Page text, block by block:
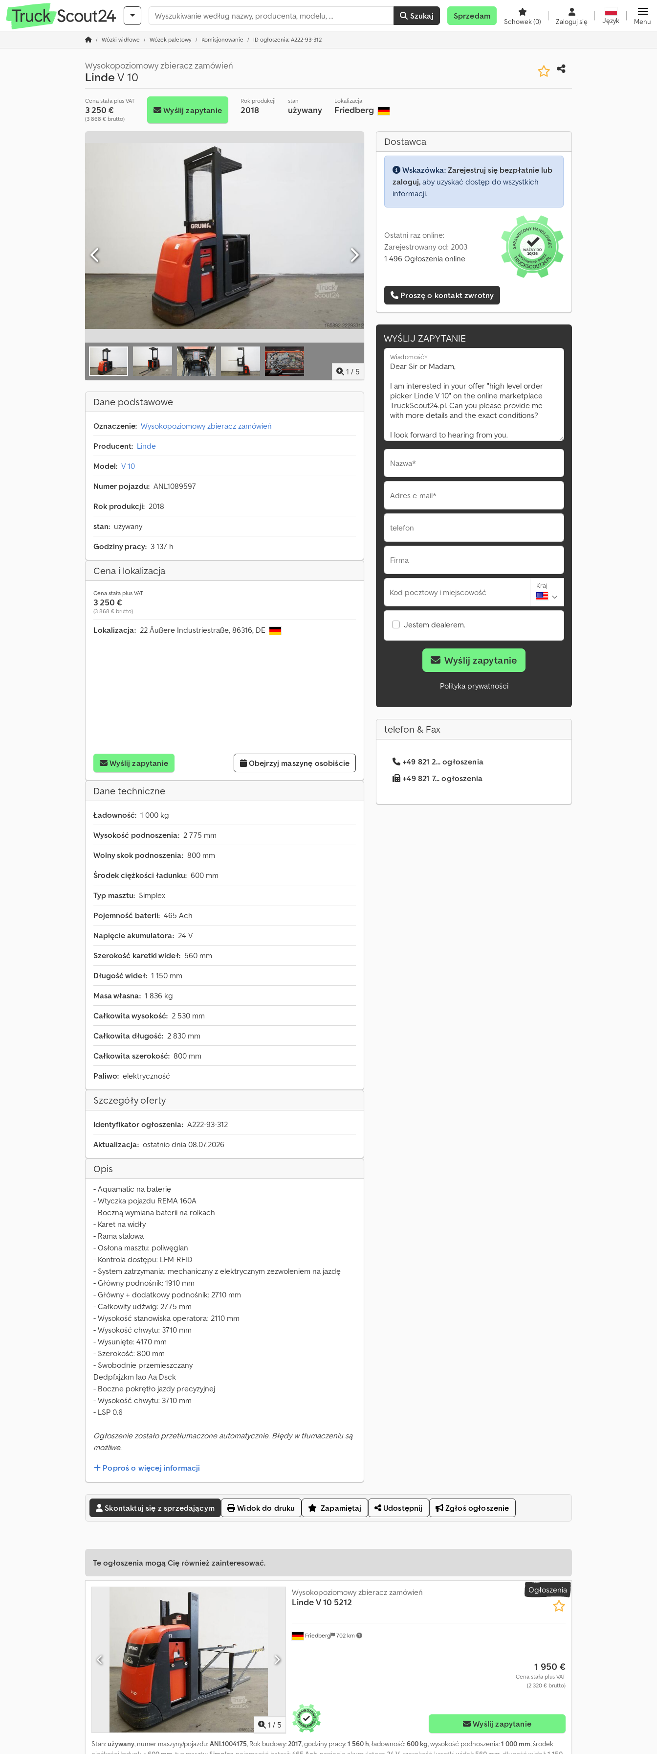
Szukaj Sprzedam
Schowek(0) Zaloguj się Język Menu
Wózki widłowe Wózek paletowy Komisjonowanie ID ogłoszenia: A222-93-312
Wysokopoziomowy zbieracz zamówień
LindeV 10
Cena stała plus VAT
3 250 €
(3 868 € brutto)
Wyślij zapytanie
Rok produkcji
2018
stan
używany
Lokalizacja
Friedberg
1 / 5
Dane podstawowe
Oznaczenie: Wysokopoziomowy zbieracz zamówień
Producent: Linde
Model: V 10
Numer pojazdu: ANL1089597
Rok produkcji: 2018
stan: używany
Godziny pracy: 3 137 h
Cena i lokalizacja
Cena stała plus VAT
3 250 €
(3 868 € brutto)
Lokalizacja: 22 Äußere Industriestraße, 86316, DE
Wyślij zapytanie Obejrzyj maszynę osobiście
Dane techniczne
Ładowność: 1 000 kg
Wysokość podnoszenia: 2 775 mm
Wolny skok podnoszenia: 800 mm
Środek ciężkości ładunku: 600 mm
Typ masztu: Simplex
Pojemność baterii: 465 Ach
Napięcie akumulatora: 24 V
Szerokość karetki wideł: 560 mm
Długość wideł: 1 150 mm
Masa własna: 1 836 kg
Całkowita wysokość: 2 530 mm
Całkowita długość: 2 830 mm
Całkowita szerokość: 800 mm
Paliwo: elektryczność
Szczegóły oferty
Identyfikator ogłoszenia: A222-93-312
Aktualizacja: ostatnio dnia 08.07.2026
Opis
- Aquamatic na baterię
- Wtyczka pojazdu REMA 160A
- Boczną wymiana baterii na rolkach
- Karet na widły
- Rama stalowa
- Osłona masztu: poliwęglan
- Kontrola dostępu: LFM-RFID
- System zatrzymania: mechaniczny z elektrycznym zezwoleniem na jazdę
- Główny podnośnik: 1910 mm
- Główny + dodatkowy podnośnik: 2710 mm
- Całkowity udźwig: 2775 mm
- Wysokość stanowiska operatora: 2110 mm
- Wysokość chwytu: 3710 mm
- Wysunięte: 4170 mm
- Szerokość: 800 mm
- Swobodnie przemieszczany
Dedpfxjzkm Iao Aa Dsck
- Boczne pokrętło jazdy precyzyjnej
- Wysokość chwytu: 3710 mm
- LSP 0.6
Ogłoszenie zostało przetłumaczone automatycznie. Błędy w tłumaczeniu są
możliwe.
Poproś o więcej informacji
Dostawca
Wskazówka: Zarejestruj się bezpłatnie lub
zaloguj, aby uzyskać dostęp do wszystkich
informacji.
Ostatni raz online:
Zarejestrowany od: 2003
1 496 Ogłoszenia online
Proszę o kontakt zwrotny
WYŚLIJ ZAPYTANIE
Wiadomość*
Nazwa*
Adres e-mail*
telefon
Firma
Kod pocztowy i miejscowość
Kraj
Jestem dealerem.
Wyślij zapytanie
Polityka prywatności
telefon & Fax
+49 821 2... ogłoszenia
+49 821 7... ogłoszenia
Skontaktuj się z sprzedającym Widok do druku Zapamiętaj Udostępnij Zgłoś ogłoszenie
Te ogłoszenia mogą Cię również zainteresować.
Ogłoszenia
1 / 5
Friedberg 702 km
Wysokopoziomowy zbieracz zamówień
LindeV 10 5212
1 950 €
Cena stała plus VAT
(2 320 € brutto)
Wyślij zapytanie
Stan:używany, numer maszyny/pojazdu:ANL1004175, Rok budowy:2017, godziny pracy:1 560 h, ładowność:600 kg, wysokość podnoszenia:1 000 mm, środek